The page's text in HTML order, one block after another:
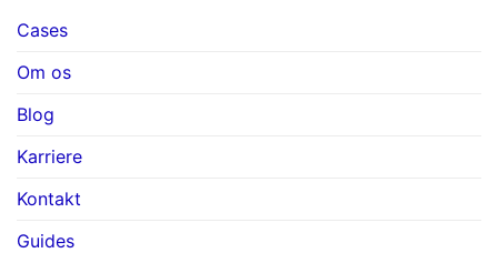
Cases
Om os
Blog
Karriere
Kontakt
Guides